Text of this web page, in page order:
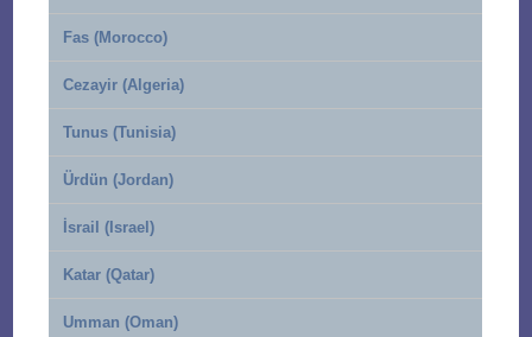
Fas (Morocco)
Cezayir (Algeria)
Tunus (Tunisia)
Ürdün (Jordan)
İsrail (Israel)
Katar (Qatar)
Umman (Oman)